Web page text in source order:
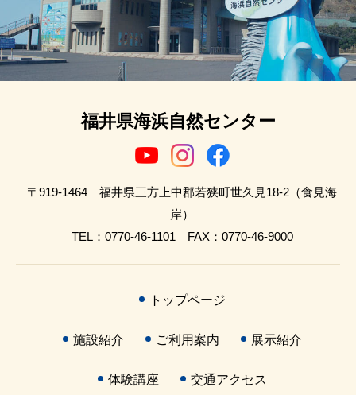
福井県海浜自然センター
〒919-1464 福井県三方上中郡若狭町世久見18-2（食見海
岸）
TEL：0770-46-1101 FAX：0770-46-9000
トップページ
施設紹介 ご利用案内 展示紹介
体験講座 交通アクセス